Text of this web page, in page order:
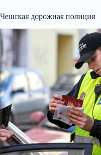
Чешская дорожная полиция